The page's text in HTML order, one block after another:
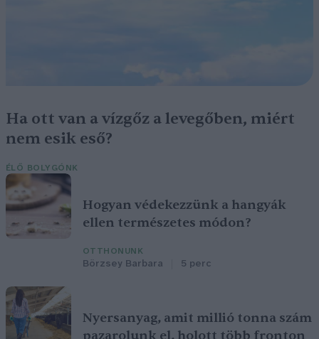
Ha ott van a vízgőz a levegőben, miért
nem esik eső?
ÉLŐ BOLYGÓNK
Hogyan védekezzünk a hangyák
ellen természetes módon?
OTTHONUNK
Börzsey Barbara 5 perc
Nyersanyag, amit millió tonna szám